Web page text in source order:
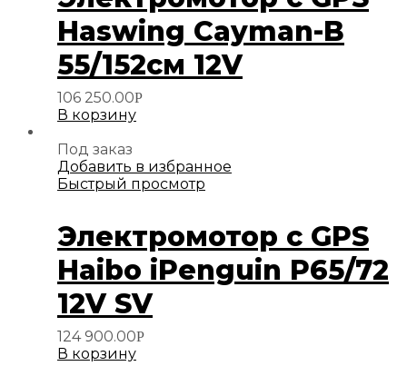
Haswing Cayman-B
55/152см 12V
106 250.00Р
В корзину
Под заказ
Добавить в избранное
Быстрый просмотр
Электромотор с GPS
Haibo iPenguin P65/72
12V SV
124 900.00Р
В корзину